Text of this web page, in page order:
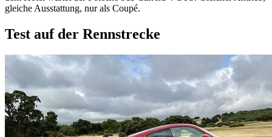
gleiche Ausstattung, nur als Coupé.
Test auf der Rennstrecke